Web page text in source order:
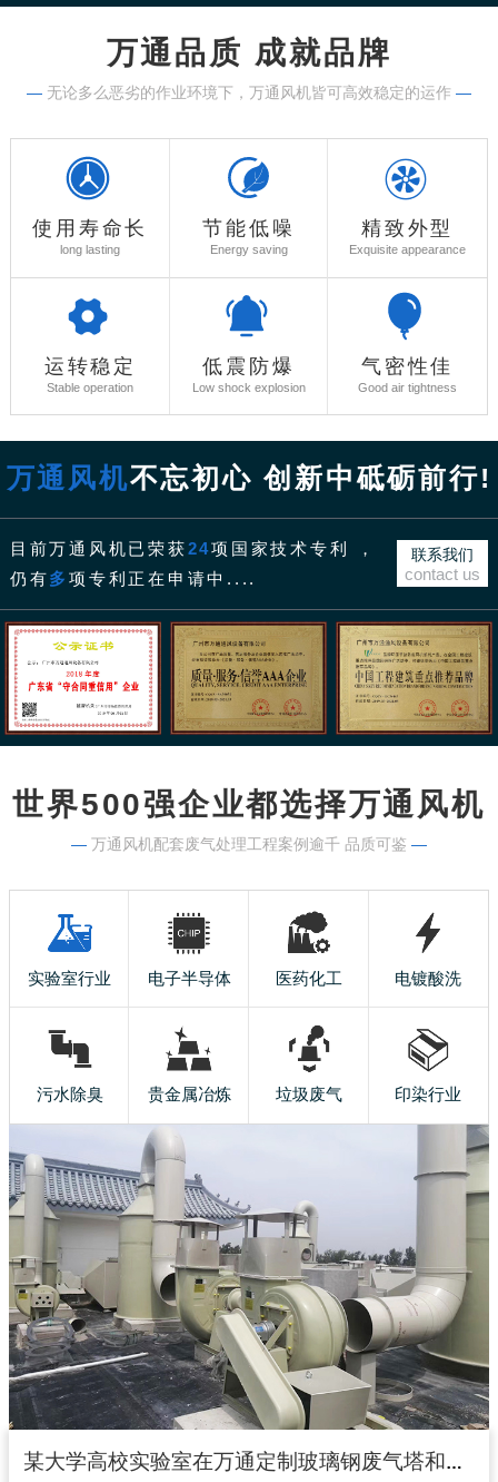
万通品质 成就品牌
— 无论多么恶劣的作业环境下，万通风机皆可高效稳定的运作 —
使用寿命长
long lasting
节能低噪
Energy saving
精致外型
Exquisite appearance
运转稳定
Stable operation
低震防爆
Low shock explosion
气密性佳
Good air tightness
万通风机不忘初心 创新中砥砺前行!
目前万通风机已荣获24项国家技术专利 ，
仍有多项专利正在申请中....
联系我们
contact us
世界500强企业都选择万通风机
— 万通风机配套废气处理工程案例逾千 品质可鉴 —
实验室行业 电子半导体 医药化工 电镀酸洗
污水除臭 贵金属冶炼 垃圾废气 印染行业
某大学高校实验室在万通定制玻璃钢废气塔和玻璃钢风机